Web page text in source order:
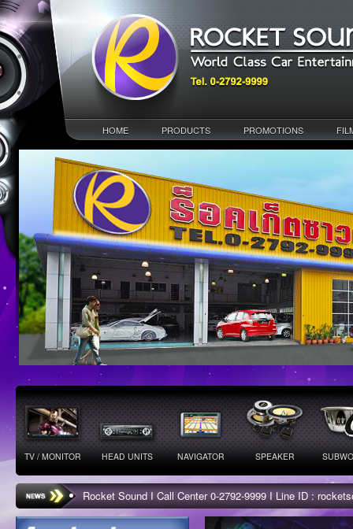
HOME PRODUCTS PROMOTIONS
TV / MONITOR HEAD UNITS NAVIGATOR SPEAKER
Rocket Sound I Call Center 0-2792-9999 I Line ID :